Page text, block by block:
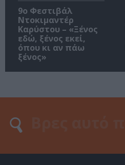
9ο Φεστιβάλ
Ντοκιμαντέρ
Καρύστου – «Ξένος
εδώ, ξένος εκεί,
όπου κι αν πάω
ξένος»